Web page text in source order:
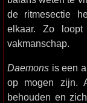
de ritmesectie
elkaar. Zo
vakmanschap.
Daemons is een
op mogen zijn.
behouden en